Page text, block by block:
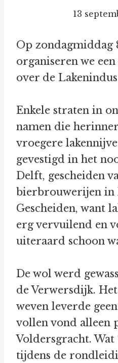
13
Op zondagmiddag
organiseren we
over de
Enkele straten in
namen die
vroegere
gevestigd in het
Delft, gescheiden
bierbrouwerijen in
Gescheiden, want
erg vervuilend en
uiteraard schoon
De wol werd
de Verwersdijk.
weven leverde
vollen vond alleen
Voldersgracht. Wat
tijdens de